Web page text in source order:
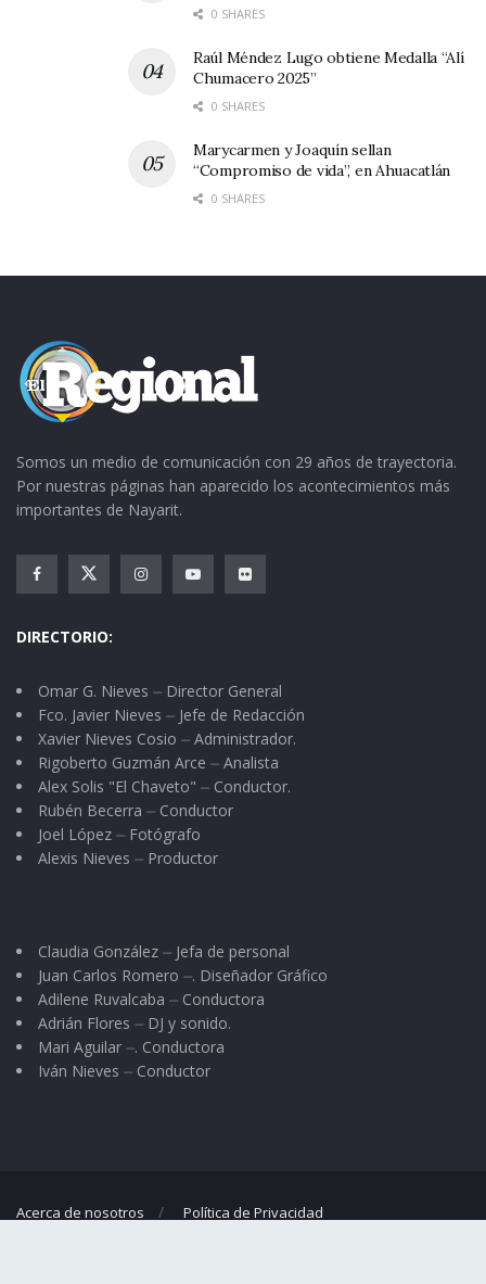
0 SHARES
Raúl Méndez Lugo obtiene Medalla “Alí
Chumacero 2025”
0 SHARES
Marycarmen y Joaquín sellan
“Compromiso de vida”, en Ahuacatlán
0 SHARES
Somos un medio de comunicación con 29 años de trayectoria.
Por nuestras páginas han aparecido los acontecimientos más
importantes de Nayarit.
DIRECTORIO:
Omar G. Nieves ⏤ Director General
Fco. Javier Nieves ⏤ Jefe de Redacción
Xavier Nieves Cosio ⏤ Administrador.
Rigoberto Guzmán Arce ⏤ Analista
Alex Solis "El Chaveto" ⏤ Conductor.
Rubén Becerra ⏤ Conductor
Joel López ⏤ Fotógrafo
Alexis Nieves ⏤ Productor
Claudia González ⏤ Jefa de personal
Juan Carlos Romero ⏤. Diseñador Gráfico
Adilene Ruvalcaba ⏤ Conductora
Adrián Flores ⏤ DJ y sonido.
Mari Aguilar ⏤. Conductora
Iván Nieves ⏤ Conductor
Acerca de nosotros Política de Privacidad